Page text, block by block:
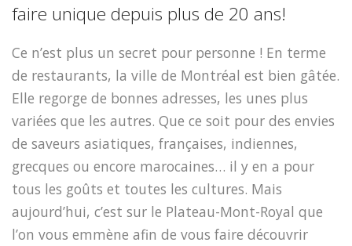
faire unique depuis plus de 20 ans!
Ce n’est plus un secret pour personne ! En terme
de restaurants, la ville de Montréal est bien gâtée.
Elle regorge de bonnes adresses, les unes plus
variées que les autres. Que ce soit pour des envies
de saveurs asiatiques, françaises, indiennes,
grecques ou encore marocaines… il y en a pour
tous les goûts et toutes les cultures. Mais
aujourd’hui, c’est sur le Plateau-Mont-Royal que
l’on vous emmène afin de vous faire découvrir